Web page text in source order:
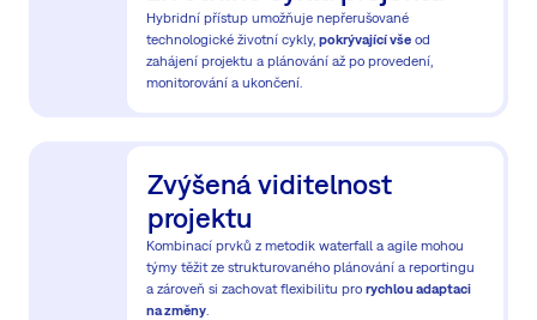
Hybridní přístup umožňuje nepřerušované
technologické životní cykly, pokrývající vše od
zahájení projektu a plánování až po provedení,
monitorování a ukončení.
Zvýšená viditelnost
projektu
Kombinací prvků z metodik waterfall a agile mohou
týmy těžit ze strukturovaného plánování a reportingu
a zároveň si zachovat flexibilitu pro rychlou adaptaci
na změny